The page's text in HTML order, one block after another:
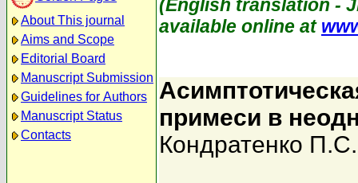
About This journal
Aims and Scope
Editorial Board
Manuscript Submission
Guidelines for Authors
Manuscript Status
Contacts
(English translation -
available online at
примеси в
Кондратенко П.С.